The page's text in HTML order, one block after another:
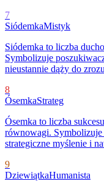
7
SiódemkaMistyk
Siódemka to liczba
Symbolizuje
nieustannie dąży do
8
ÓsemkaStrateg
Ósemka to liczba
równowagi. Symbolizuje
strategiczne myślenie i
9
DziewiątkaHumanista